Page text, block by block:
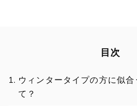
目次
ウィンタータイプの方に似
て？